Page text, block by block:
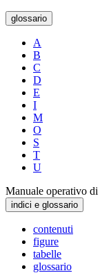
glossario
A
B
C
D
E
I
M
O
S
T
U
Manuale operativo di
indici e glossario
contenuti
figure
tabelle
glossario